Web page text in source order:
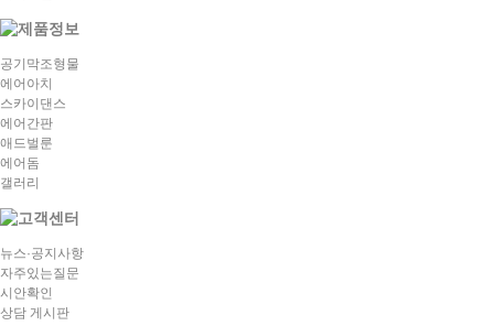
공기막조형물
에어아치
스카이댄스
에어간판
애드벌룬
에어돔
갤러리
뉴스·공지사항
자주있는질문
시안확인
상담 게시판